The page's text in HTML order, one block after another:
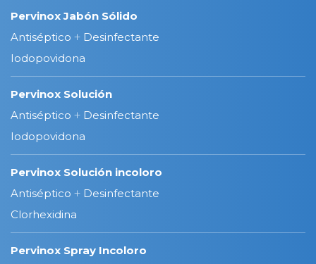
Pervinox Jabón Sólido
Antiséptico + Desinfectante
Iodopovidona
Pervinox Solución
Antiséptico + Desinfectante
Iodopovidona
Pervinox Solución incoloro
Antiséptico + Desinfectante
Clorhexidina
Pervinox Spray Incoloro